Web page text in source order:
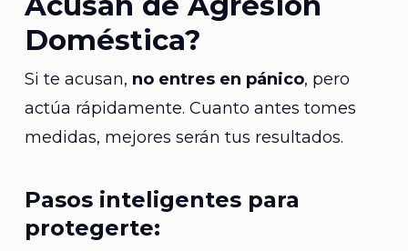
Doméstica?
Si te acusan, no entres en pánico, pero
actúa rápidamente. Cuanto antes tomes
medidas, mejores serán tus resultados.
Pasos inteligentes para
protegerte: